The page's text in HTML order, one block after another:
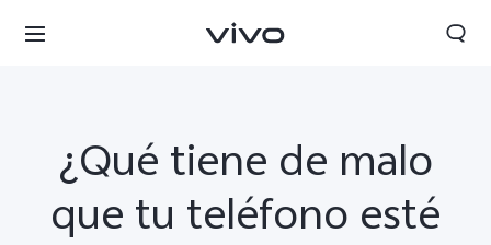
¿Qué tiene de malo
que tu teléfono esté